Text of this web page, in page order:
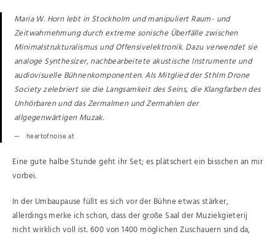
Maria W. Horn lebt in Stockholm und manipuliert Raum- und
Zeitwahrnehmung durch extreme sonische Überfälle zwischen
Minimalstrukturalismus und Offensivelektronik. Dazu verwendet sie
analoge Synthesizer, nachbearbeitete akustische Instrumente und
audiovisuelle Bühnenkomponenten. Als Mitglied der Sthlm Drone
Society zelebriert sie die Langsamkeit des Seins, die Klangfarben des
Unhörbaren und das Zermalmen und Zermahlen der
allgegenwärtigen Muzak.
heartofnoise.at
Eine gute halbe Stunde geht ihr Set; es plätschert ein bisschen an mir
vorbei.
In der Umbaupause füllt es sich vor der Bühne etwas stärker,
allerdings merke ich schon, dass der große Saal der Muziekgieterij
nicht wirklich voll ist. 600 von 1400 möglichen Zuschauern sind da,